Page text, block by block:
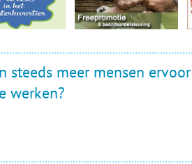
steeds meer mensen ervoor
werken?